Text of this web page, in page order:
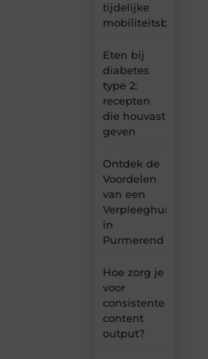
tijdelijke
Eten bij
diabetes
type 2:
recepten
die houvast
geven
Ontdek de
Voordelen
van een
Verpleeghuis
in
Purmerend
Hoe zorg je
voor
consistente
content
output?